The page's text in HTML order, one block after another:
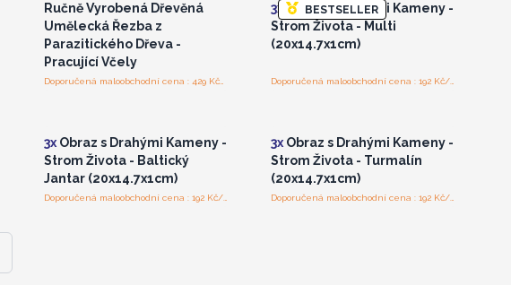
Ručně Vyrobená Dřevěná
Umělecká Řezba z
Parazitického Dřeva -
Pracující Včely
Doporučená maloobchodní cena : 429 Kč/kus
BESTSELLER
3x Obraz s Drahými Kameny -
Strom Života - Multi
(20x14.7x1cm)
3xObraz s Drahými Kameny -
Strom Života - Baltický
Jantar (20x14.7x1cm)
Doporučená maloobchodní cena : 192 Kč/kus
3x Obraz s Drahými Kameny -
Strom Života - Turmalín
(20x14.7x1cm)